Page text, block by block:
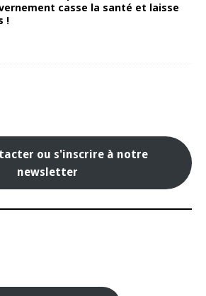
casse la santé et laisse
!
ou s'inscrire à notre
newsletter